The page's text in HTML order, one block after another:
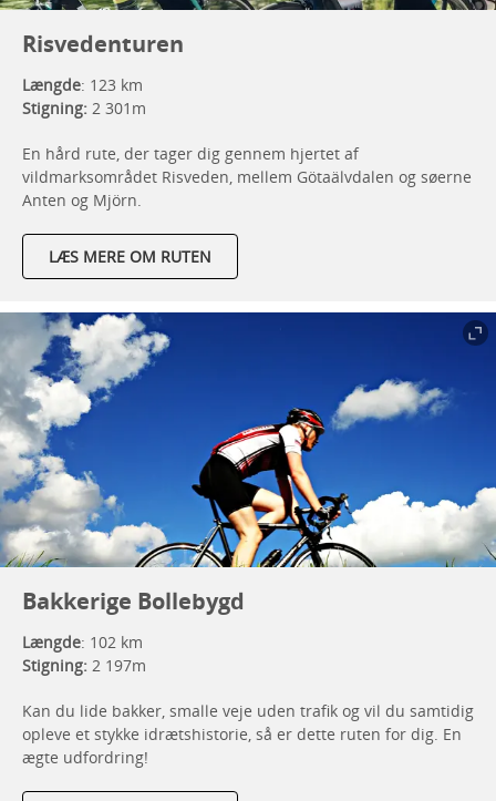
Risvedenturen
Længde: 123 km
Stigning: 2 301m
En hård rute, der tager dig gennem hjertet af
vildmarksområdet Risveden, mellem Götaälvdalen og søerne
Anten og Mjörn.
LÆS MERE OM RUTEN
Bakkerige Bollebygd
Længde: 102 km
Stigning: 2 197m
Kan du lide bakker, smalle veje uden trafik og vil du samtidig
opleve et stykke idrætshistorie, så er dette ruten for dig. En
ægte udfordring!